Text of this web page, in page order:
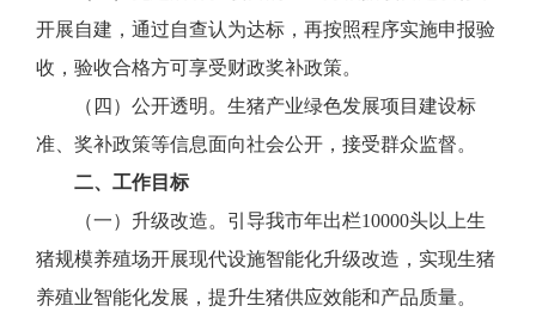
开展自建，通过自查认为达标，再按照程序实施申报验
收，验收合格方可享受财政奖补政策。
（四）公开透明。生猪产业绿色发展项目建设标
准、奖补政策等信息面向社会公开，接受群众监督。
二、工作目标
（一）升级改造。引导我市年出栏10000头以上生
猪规模养殖场开展现代设施智能化升级改造，实现生猪
养殖业智能化发展，提升生猪供应效能和产品质量。